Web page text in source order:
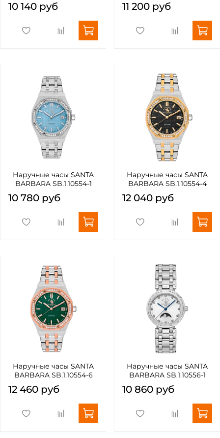
10 140 руб 11 200 руб
Наручные часы SANTA
BARBARA SB.1.10554-1
10 780 руб
Наручные часы SANTA
BARBARA SB.1.10554-4
12 040 руб
Наручные часы SANTA
BARBARA SB.1.10554-6
12 460 руб
Наручные часы SANTA
BARBARA SB.1.10556-1
10 860 руб